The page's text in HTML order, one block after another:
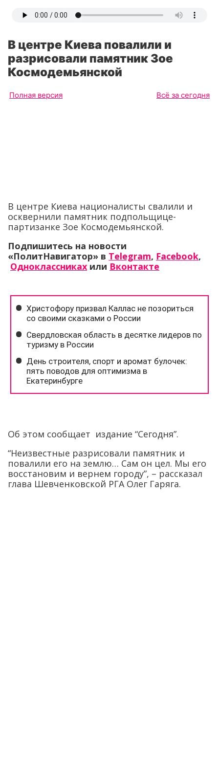
В центре Киева повалили и
разрисовали памятник Зое
Космодемьянской
Полная версия Всё за сегодня
В центре Киева националисты свалили и
осквернили памятник подпольщице-
партизанке Зое Космодемьянской.
Подпишитесь на новости
«ПолитНавигатор» в Telegram, Facebook,
Одноклассниках или Вконтакте
Об этом сообщает издание “Сегодня”.
“Неизвестные разрисовали памятник и
повалили его на землю… Сам он цел. Мы его
восстановим и вернем городу”, – рассказал
глава Шевченковской РГА Олег Гаряга.